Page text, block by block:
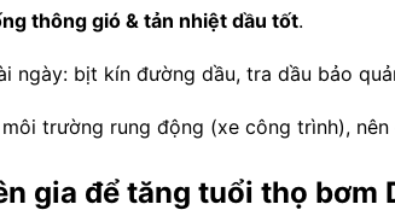
thông gió & tản nhiệt dầu tốt.
ngày: bịt kín đường dầu, tra dầu bảo
trường rung động (xe công trình), nên
gia để tăng tuổi thọ bơm